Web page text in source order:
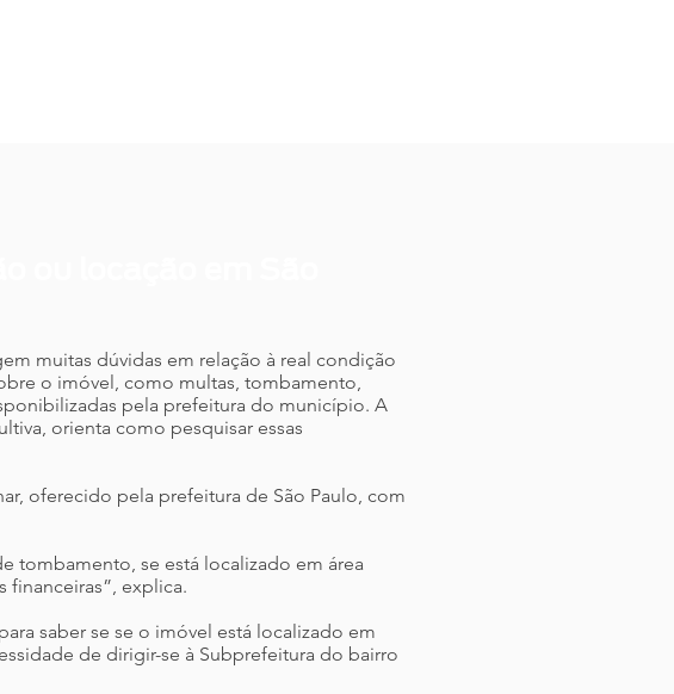
muitas dúvidas em relação à real condição
o imóvel, como multas, tombamento,
pela prefeitura do município. A
orienta como pesquisar essas
oferecido pela prefeitura de São Paulo, com
tombamento, se está localizado em área
financeiras”, explica.
saber se se o imóvel está localizado em
de dirigir-se à Subprefeitura do bairro